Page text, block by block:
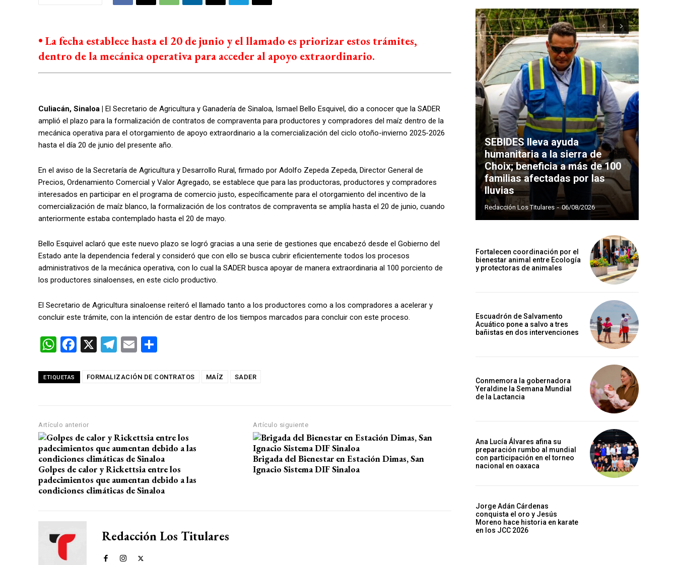
• La fecha establece hasta el 20 de junio y el llamado es priorizar estos trámites,
dentro de la mecánica operativa para acceder al apoyo extraordinario.
Culiacán, Sinaloa | El Secretario de Agricultura y Ganadería de Sinaloa, Ismael Bello Esquivel, dio a conocer que la SADER
amplió el plazo para la formalización de contratos de compraventa para productores y compradores del maíz dentro de la
mecánica operativa para el otorgamiento de apoyo extraordinario a la comercialización del ciclo otoño-invierno 2025-2026
hasta el día 20 de junio del presente año.
En el aviso de la Secretaría de Agricultura y Desarrollo Rural, firmado por Adolfo Zepeda Zepeda, Director General de
Precios, Ordenamiento Comercial y Valor Agregado, se establece que para las productoras, productores y compradores
interesados en participar en el programa de comercio justo, específicamente para el otorgamiento del incentivo de la
comercialización de maíz blanco, la formalización de los contratos de compraventa se amplía hasta el 20 de junio, cuando
anteriormente estaba contemplado hasta el 20 de mayo.
Bello Esquivel aclaró que este nuevo plazo se logró gracias a una serie de gestiones que encabezó desde el Gobierno del
Estado ante la dependencia federal y consideró que con ello se busca cubrir eficientemente todos los procesos
administrativos de la mecánica operativa, con lo cual la SADER busca apoyar de manera extraordinaria al 100 porciento de
los productores sinaloenses, en este ciclo productivo.
El Secretario de Agricultura sinaloense reiteró el llamado tanto a los productores como a los compradores a acelerar y
concluir este trámite, con la intención de estar dentro de los tiempos marcados para concluir con este proceso.
W
at
p
p
F
ce
o
k
X
T
e
E
ail m
ETIQUETAS FORMALIZACIÓN DE CONTRATOS MAÍZ SADER
Artículo anterior
Golpes de calor y Rickettsia entre los
padecimientos que aumentan debido a las
condiciones climáticas de Sinaloa
Artículo siguiente
Brigada del Bienestar en Estación Dimas, San
Ignacio Sistema DIF Sinaloa
Redacción Los Titulares
SEBIDES lleva ayuda
humanitaria a la sierra de
Choix; beneficia a más de 100
familias afectadas por las
lluvias
Redacción Los Titulares - 06/08/2026
Fortalecen coordinación por el
bienestar animal entre Ecología
y protectoras de animales
Escuadrón de Salvamento
Acuático pone a salvo a tres
bañistas en dos intervenciones
Conmemora la gobernadora
Yeraldine la Semana Mundial
de la Lactancia
Ana Lucía Álvares afina su
preparación rumbo al mundial
con participación en el torneo
nacional en oaxaca
Jorge Adán Cárdenas
conquista el oro y Jesús
Moreno hace historia en karate
en los JCC 2026